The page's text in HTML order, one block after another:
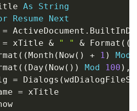
As
String
Resume
Next
= ActiveDocument .
= xTitle & " " & Format ( (
( ( Month ( Now( ) + 1 ) Mod
( ( Day ( Now( ) ) Mod 100 ) ,
= Dialogs (
= xTitle
Show